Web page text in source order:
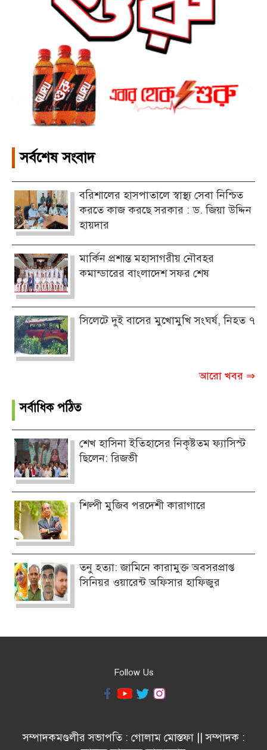
সর্বশেষ সংবাদ
বরিশালের হাসপাতালে স্বাস্থ্য সেবা নিশ্চিত
করতে কাজ করছে সরকার : ড. জিয়া উদ্দিন
হায়দার
মার্কিন প্রশান্ত মহাসাগরীয় নৌবহর
কমান্ডারের বাংলাদেশ সফর শেষ
সিলেটে দুই বাসের মুখোমুখি সংঘর্ষ, নিহত ৭
আরো খবর ⇒
সর্বাধিক পঠিত
শেখ হাসিনা ইতিহাসের নিকৃষ্টতম ফ্যাসিস্ট
ছিলেন: রিজভী
শিল্পী মুজিব পরদেশী কারাগারে
তনু হত্যা: জামিনে কারামুক্ত অবসরপ্রাপ্ত
সিনিয়র ওয়ারেন্ট অফিসার হাফিজুর
Follow Us
সম্পাদকমণ্ডলীর সভাপতি : গোলাম মোস্তফা || সম্পাদক :